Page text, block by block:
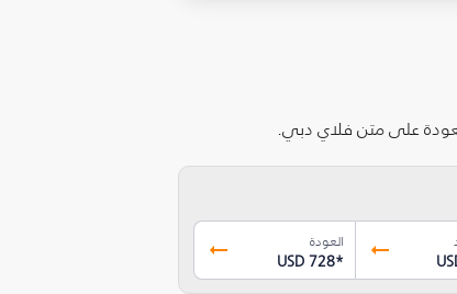
على متن فلاي دبي.
العودة
USD 728*